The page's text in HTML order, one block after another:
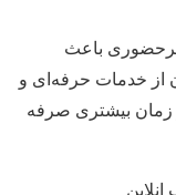
باعث
از خدمات حرفه‌ای و
و زمان بیشتری صرفه